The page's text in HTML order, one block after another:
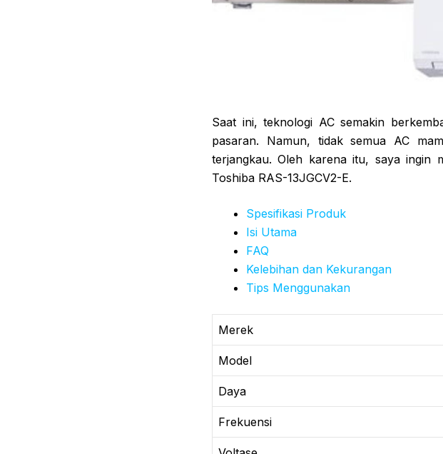
Saat ini, teknologi AC semakin
pasaran. Namun, tidak semua AC
terjangkau. Oleh karena itu, saya ingin
Toshiba RAS-13JGCV2-E.
Spesifikasi Produk
Isi Utama
FAQ
Kelebihan dan Kekurangan
Tips Menggunakan
Merek
Model
Daya
Frekuensi